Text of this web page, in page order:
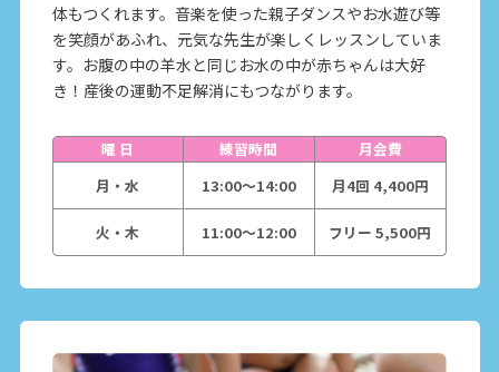
体もつくれます。音楽を使った親子ダンスやお水遊び等
を笑顔があふれ、元気な先生が楽しくレッスンしていま
す。お腹の中の羊水と同じお水の中が赤ちゃんは大好
き！産後の運動不足解消にもつながります。
曜 日 練習時間
月会費
月・水
13:00～14:00 月4回 4,400円
火・木 11:00～12:00 フリー 5,500円